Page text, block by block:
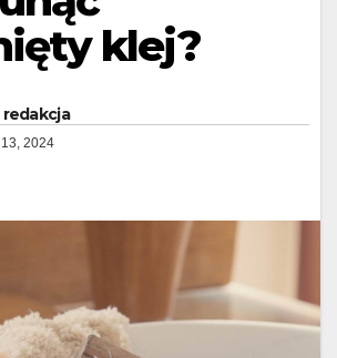
klej?
redakcja
2024